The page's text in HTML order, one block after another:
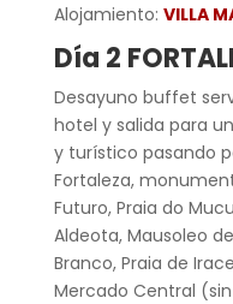
Alojamiento: VILLA
Día 2
Desayuno buffet
hotel y salida para
y turístico pasando
Fortaleza,
Futuro, Praia do
Aldeota, Mausoleo
Branco, Praia de
Mercado Central